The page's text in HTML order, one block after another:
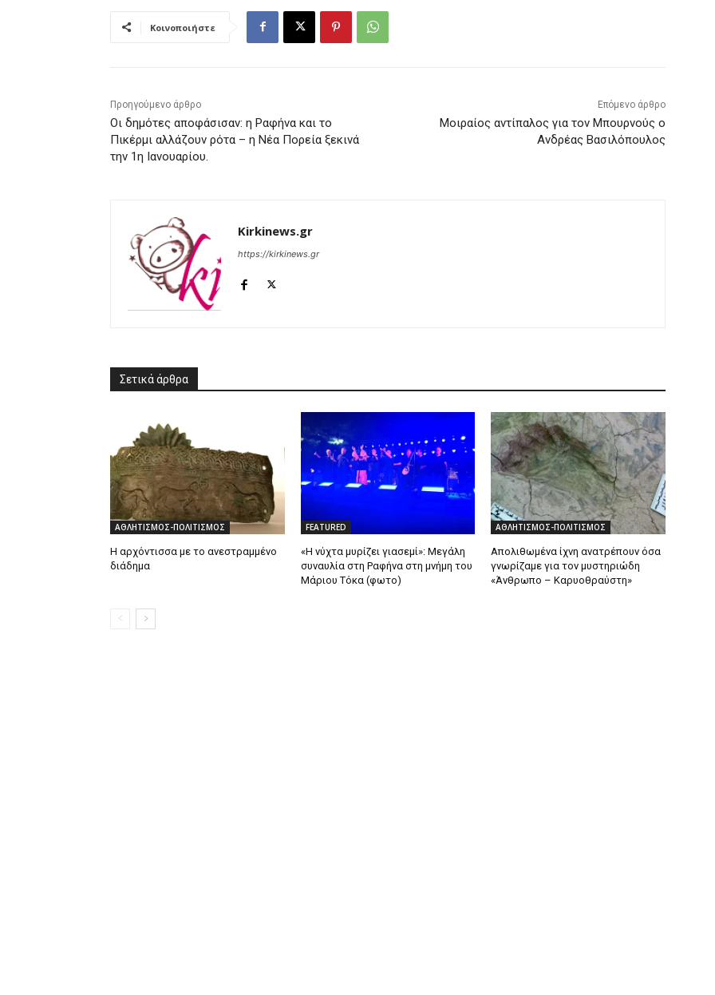
Κοινοποιήστε
Προηγούμενο άρθρο
Οι δημότες αποφάσισαν: η Ραφήνα και το
Πικέρμι αλλάζουν ρότα – η Νέα Πορεία ξεκινά
την 1η Ιανουαρίου.
Επόμενο άρθρο
Μοιραίος αντίπαλος για τον Μπουρνούς ο
Ανδρέας Βασιλόπουλος
Kirkinews.gr
https://kirkinews.gr
Σετικά άρθρα
ΑΘΛΗΤΙΣΜΟΣ-ΠΟΛΙΤΙΣΜΟΣ
Η αρχόντισσα με το ανεστραμμένο
διάδημα
FEATURED
«Η νύχτα μυρίζει γιασεμί»: Μεγάλη
συναυλία στη Ραφήνα στη μνήμη του
Μάριου Τόκα (φωτο)
ΑΘΛΗΤΙΣΜΟΣ-ΠΟΛΙΤΙΣΜΟΣ
Απολιθωμένα ίχνη ανατρέπουν όσα
γνωρίζαμε για τον μυστηριώδη
«Άνθρωπο – Καρυοθραύστη»